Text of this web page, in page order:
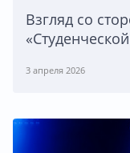
Взгляд со
3 апреля 2026